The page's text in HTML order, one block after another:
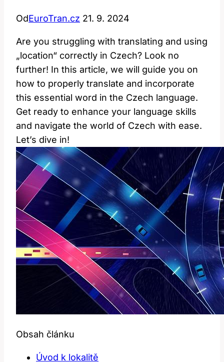
OdEuroTran.cz 21. 9. 2024
Are you struggling with translating and using
„location“ correctly in‍ Czech? Look no
further! In this article, we will guide you on
how to​ properly ⁣translate and incorporate
this essential word in the Czech ⁤language.
Get ready to ​enhance‍ your language skills
and ‍navigate the world of Czech with ease.
Let’s dive in!
Obsah článku
Úvod k lokalitě